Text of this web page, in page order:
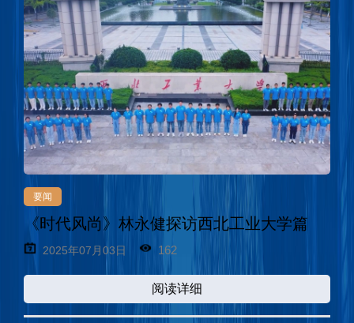
要闻
《时代风尚》林永健探访西北工业大学篇
2025年07月03日 162
阅读详细